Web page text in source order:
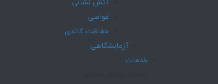
آتش نشانی
غواصی
حفاظت کاتدی
آزمایشگاهی
خدمات